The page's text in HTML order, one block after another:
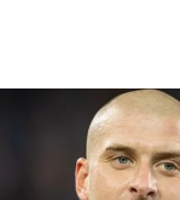
выбирает